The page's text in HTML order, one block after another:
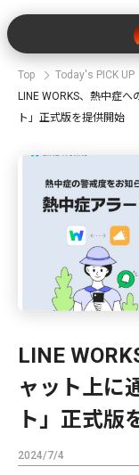
Top
Today's PICK UP
LINE WORKS、熱中症
ト」正式版を提供開始
LINE
ャット上に
ト」正式版
2024/7/4